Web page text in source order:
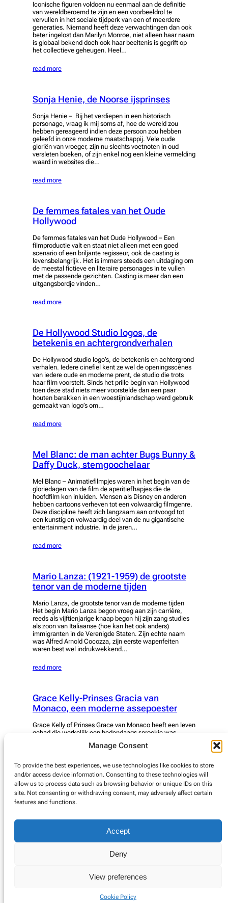
Manage Consent
To provide the best experiences, we use technologies like cookies to store
and/or access device information. Consenting to these technologies will
allow us to process data such as browsing behavior or unique IDs on this
site. Not consenting or withdrawing consent, may adversely affect certain
features and functions.
Accept
Deny
View preferences
Cookie Policy
Iconische figuren voldoen nu eenmaal aan de definitie
van wereldberoemd te zijn en een voorbeeldrol te
vervullen in het sociale tijdperk van een of meerdere
generaties. Niemand heeft deze verwachtingen dan ook
beter ingelost dan Marilyn Monroe, niet alleen haar naam
is globaal bekend doch ook haar beeltenis is gegrift op
het collectieve geheugen. Heel…
read more
Sonja Henie, de Noorse ijsprinses
Sonja Henie – Bij het verdiepen in een historisch
personage, vraag ik mij soms af, hoe de wereld zou
hebben gereageerd indien deze persoon zou hebben
geleefd in onze moderne maatschappij. Vele oude
gloriën van vroeger, zijn nu slechts voetnoten in oud
versleten boeken, of zijn enkel nog een kleine vermelding
waard in websites die…
read more
De femmes fatales van het Oude
Hollywood
De femmes fatales van het Oude Hollywood – Een
filmproductie valt en staat niet alleen met een goed
scenario of een briljante regisseur, ook de casting is
levensbelangrijk. Het is immers steeds een uitdaging om
de meestal fictieve en literaire personages in te vullen
met de passende gezichten. Casting is meer dan een
uitgangsbordje vinden…
read more
De Hollywood Studio logos, de
betekenis en achtergrondverhalen
De Hollywood studio logo’s, de betekenis en achtergrond
verhalen. Iedere cinefiel kent ze wel de openingsscènes
van iedere oude en moderne prent, de studio die trots
haar film voorstelt. Sinds het prille begin van Hollywood
toen deze stad niets meer voorstelde dan een paar
houten barakken in een woestijnlandschap werd gebruik
gemaakt van logo’s om…
read more
Mel Blanc: de man achter Bugs Bunny &
Daffy Duck, stemgoochelaar
Mel Blanc – Animatiefilmpjes waren in het begin van de
gloriedagen van de film de aperitiefhapjes die de
hoofdfilm kon inluiden. Mensen als Disney en anderen
hebben cartoons verheven tot een volwaardig filmgenre.
Deze discipline heeft zich langzaam aan ontvoogd tot
een kunstig en volwaardig deel van de nu gigantische
entertainment industrie. In de jaren…
read more
Mario Lanza: (1921-1959) de grootste
tenor van de moderne tijden
Mario Lanza, de grootste tenor van de moderne tijden
Het begin Mario Lanza begon vroeg aan zijn carrière,
reeds als vijftienjarige knaap begon hij zijn zang studies
als zoon van Italiaanse (hoe kan het ook anders)
immigranten in de Verenigde Staten. Zijn echte naam
was Alfred Arnold Cocozza, zijn eerste wapenfeiten
waren best wel indrukwekkend…
read more
Grace Kelly-Prinses Gracia van
Monaco, een moderne assepoester
Grace Kelly of Prinses Grace van Monaco heeft een leven
gehad die werkelijk een hedendaags sprookje was,
een moderne Assepoester Grace Kelly werd geboren in
was een Olympische kampioen en de Kelly’s behoorden
tot de upper class…
read more
© Copyright 2025. Alle rechten voorbehouden.